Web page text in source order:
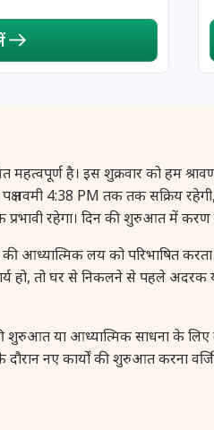
है। इस शुक्रवार को हम श्रावण के
4:38 PM तक तक सक्रिय रहेगी,
रहेगा। दिन की शुरुआत में
लय को परिभाषित
हो, तो घर से निकलने से पहले
या आध्यात्मिक साधना के लिए
नए कार्यों की शुरुआत करना वर्जित